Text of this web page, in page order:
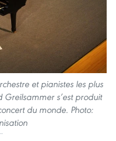
et pianistes les plus
s’est produit
du monde. Photo: